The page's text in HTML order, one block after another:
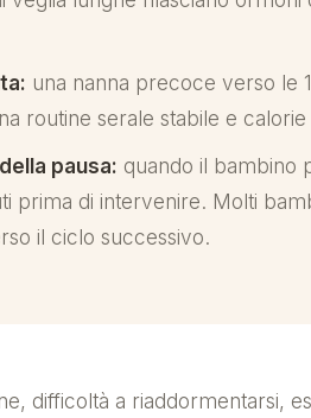
una nanna precoce verso le
routine serale stabile e
pausa: quando il bambino
prima di intervenire. Molti
il ciclo successivo.
difficoltà a riaddormentarsi,